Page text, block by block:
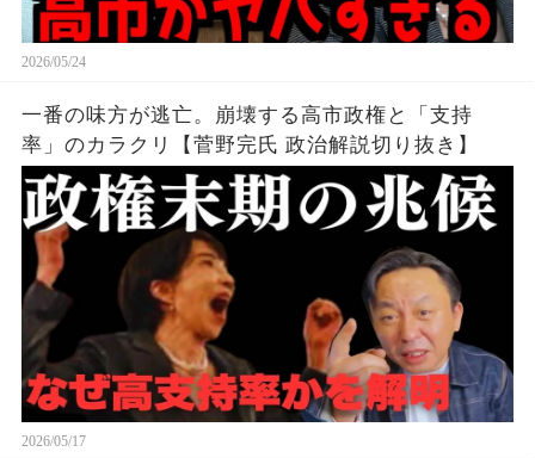
2026/05/24
一番の味方が逃亡。崩壊する高市政権と「支持
率」のカラクリ【菅野完氏 政治解説切り抜き】
2026/05/17